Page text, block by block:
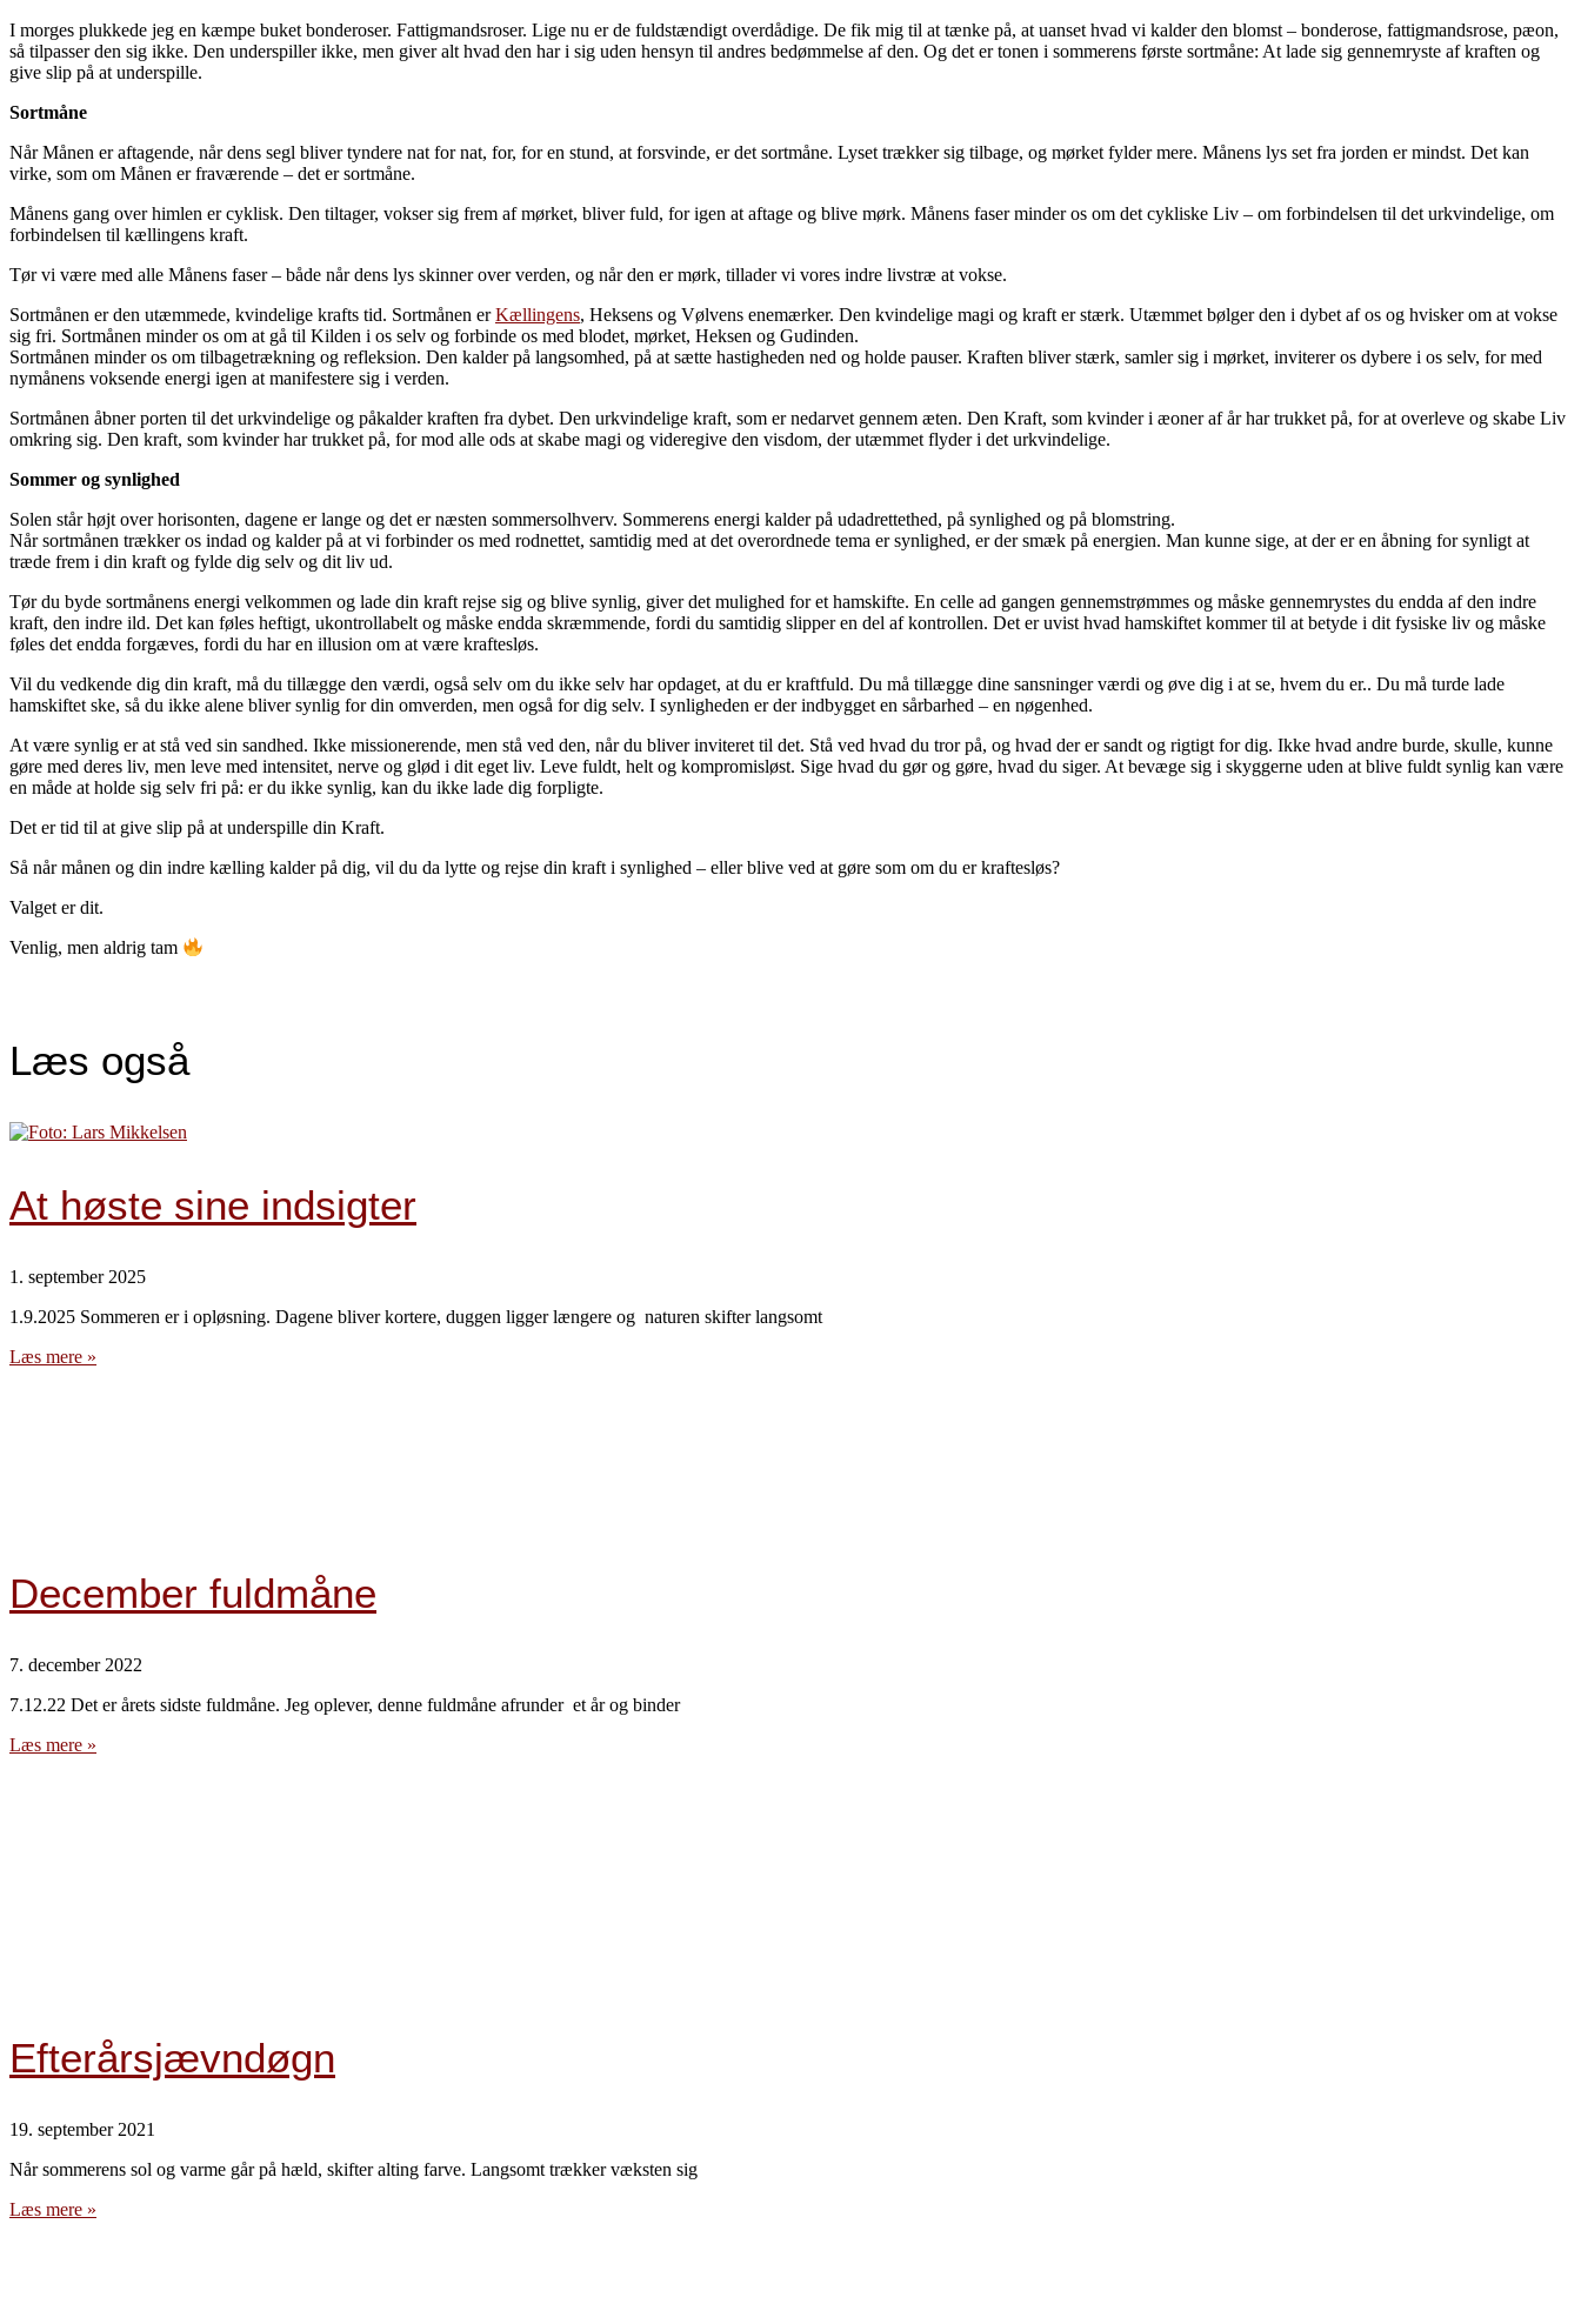
I morges plukkede jeg en kæmpe buket bonderoser. Fattigmandsroser. Lige nu er de fuldstændigt overdådige. De fik mig til at tænke på, at uanset hvad vi kalder den blomst – bonderose, fattigmandsrose, pæon,
så tilpasser den sig ikke. Den underspiller ikke, men giver alt hvad den har i sig uden hensyn til andres bedømmelse af den. Og det er tonen i sommerens første sortmåne: At lade sig gennemryste af kraften og
give slip på at underspille.
Sortmåne
Når Månen er aftagende, når dens segl bliver tyndere nat for nat, for, for en stund, at forsvinde, er det sortmåne. Lyset trækker sig tilbage, og mørket fylder mere. Månens lys set fra jorden er mindst. Det kan
virke, som om Månen er fraværende – det er sortmåne.
Månens gang over himlen er cyklisk. Den tiltager, vokser sig frem af mørket, bliver fuld, for igen at aftage og blive mørk. Månens faser minder os om det cykliske Liv – om forbindelsen til det urkvindelige, om
forbindelsen til kællingens kraft.
Tør vi være med alle Månens faser – både når dens lys skinner over verden, og når den er mørk, tillader vi vores indre livstræ at vokse.
Sortmånen er den utæmmede, kvindelige krafts tid. Sortmånen erKællingens, Heksens og Vølvens enemærker. Den kvindelige magi og kraft er stærk. Utæmmet bølger den i dybet af os og hvisker om at vokse
sig fri. Sortmånen minder os om at gå til Kilden i os selv og forbinde os med blodet, mørket, Heksen og Gudinden.
Sortmånen minder os om tilbagetrækning og refleksion. Den kalder på langsomhed, på at sætte hastigheden ned og holde pauser. Kraften bliver stærk, samler sig i mørket, inviterer os dybere i os selv, for med
nymånens voksende energi igen at manifestere sig i verden.
Sortmånen åbner porten til det urkvindelige og påkalder kraften fra dybet. Den urkvindelige kraft, som er nedarvet gennem æten. Den Kraft, som kvinder i æoner af år har trukket på, for at overleve og skabe Liv
omkring sig. Den kraft, som kvinder har trukket på, for mod alle ods at skabe magi og videregive den visdom, der utæmmet flyder i det urkvindelige.
Sommer og synlighed
Solen står højt over horisonten, dagene er lange og det er næsten sommersolhverv. Sommerens energi kalder på udadrettethed, på synlighed og på blomstring.
Når sortmånen trækker os indad og kalder på at vi forbinder os med rodnettet, samtidig med at det overordnede tema er synlighed, er der smæk på energien. Man kunne sige, at der er en åbning for synligt at
træde frem i din kraft og fylde dig selv og dit liv ud.
Tør du byde sortmånens energi velkommen og lade din kraft rejse sig og blive synlig, giver det mulighed for et hamskifte. En celle ad gangen gennemstrømmes og måske gennemrystes du endda af den indre
kraft, den indre ild. Det kan føles heftigt, ukontrollabelt og måske endda skræmmende, fordi du samtidig slipper en del af kontrollen. Det er uvist hvad hamskiftet kommer til at betyde i dit fysiske liv og måske
føles det endda forgæves, fordi du har en illusion om at være kraftesløs.
Vil du vedkende dig din kraft, må du tillægge den værdi, også selv om du ikke selv har opdaget, at du er kraftfuld. Du må tillægge dine sansninger værdi og øve dig i at se, hvem du er.. Du må turde lade
hamskiftet ske, så du ikke alene bliver synlig for din omverden, men også for dig selv. I synligheden er der indbygget en sårbarhed – en nøgenhed.
At være synlig er at stå ved sin sandhed. Ikke missionerende, men stå ved den, når du bliver inviteret til det. Stå ved hvad du tror på, og hvad der er sandt og rigtigt for dig. Ikke hvad andre burde, skulle, kunne
gøre med deres liv, men leve med intensitet, nerve og glød i dit eget liv. Leve fuldt, helt og kompromisløst. Sige hvad du gør og gøre, hvad du siger. At bevæge sig i skyggerne uden at blive fuldt synlig kan være
en måde at holde sig selv fri på: er du ikke synlig, kan du ikke lade dig forpligte.
Det er tid til at give slip på at underspille din Kraft.
Så når månen og din indre kælling kalder på dig, vil du da lytte og rejse din kraft i synlighed – eller blive ved at gøre som om du er kraftesløs?
Valget er dit.
Venlig, men aldrig tam
Læs også
At høste sine indsigter
1. september 2025
1.9.2025 Sommeren er i opløsning. Dagene bliver kortere, duggen ligger længere og naturen skifter langsomt
Læs mere »
December fuldmåne
7. december 2022
7.12.22 Det er årets sidste fuldmåne. Jeg oplever, denne fuldmåne afrunder et år og binder
Læs mere »
Efterårsjævndøgn
19. september 2021
Når sommerens sol og varme går på hæld, skifter alting farve. Langsomt trækker væksten sig
Læs mere »